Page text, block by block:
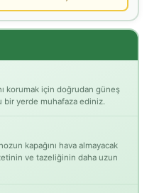
korumak için doğrudan güneş
bir yerde muhafaza ediniz.
kapağını hava almayacak
ve tazeliğinin daha uzun